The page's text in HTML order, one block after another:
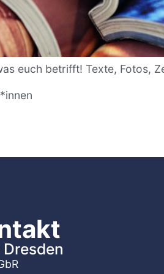
euch betrifft! Texte, Fotos,